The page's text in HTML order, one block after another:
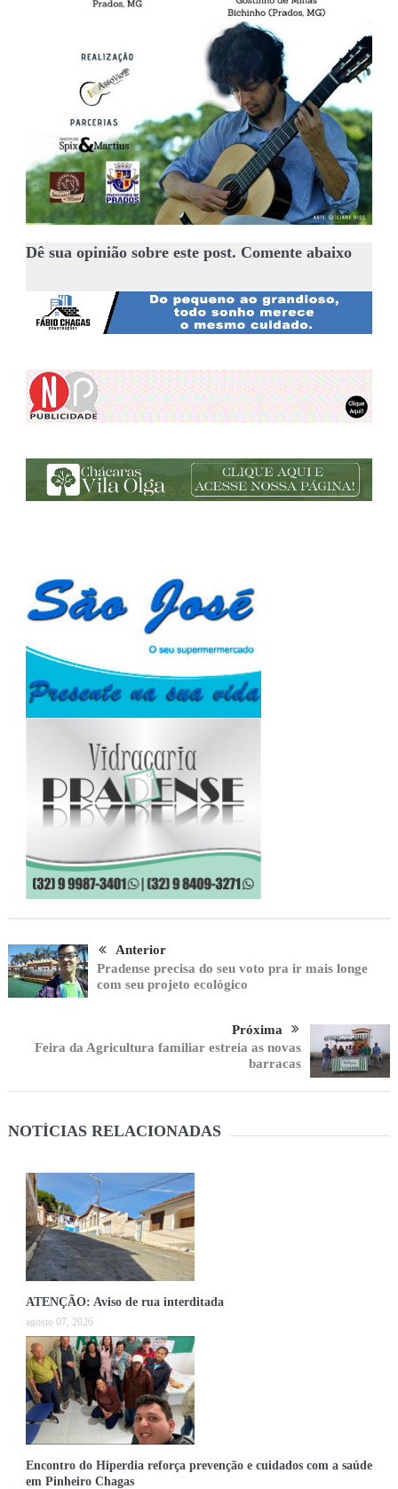
Dê sua opinião sobre este post. Comente abaixo
Anterior
Pradense precisa do seu voto pra ir mais longe
com seu projeto ecológico
Próxima
Feira da Agricultura familiar estreia as novas
barracas
NOTÍCIAS RELACIONADAS
ATENÇÃO: Aviso de rua interditada
agosto 07, 2026
Encontro do Hiperdia reforça prevenção e cuidados com a saúde
em Pinheiro Chagas